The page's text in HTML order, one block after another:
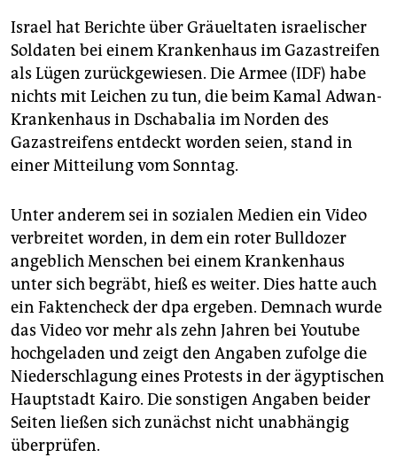
Israel hat Berichte über Gräueltaten israelischer
Soldaten bei einem Krankenhaus im Gazastreifen
als Lügen zurückgewiesen. Die Armee (IDF) habe
nichts mit Leichen zu tun, die beim Kamal Adwan-
Krankenhaus in Dschabalia im Norden des
Gazastreifens entdeckt worden seien, stand in
einer Mitteilung vom Sonntag.
Unter anderem sei in sozialen Medien ein Video
verbreitet worden, in dem ein roter Bulldozer
angeblich Menschen bei einem Krankenhaus
unter sich begräbt, hieß es weiter. Dies hatte auch
ein Faktencheck der dpa ergeben. Demnach wurde
das Video vor mehr als zehn Jahren bei Youtube
hochgeladen und zeigt den Angaben zufolge die
Niederschlagung eines Protests in der ägyptischen
Hauptstadt Kairo. Die sonstigen Angaben beider
Seiten ließen sich zunächst nicht unabhängig
überprüfen.